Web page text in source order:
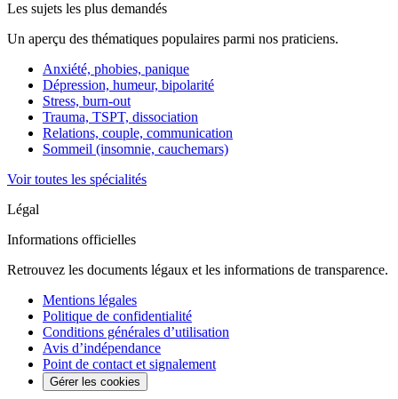
Les sujets les plus demandés
Un aperçu des thématiques populaires parmi nos praticiens.
Anxiété, phobies, panique
Dépression, humeur, bipolarité
Stress, burn-out
Trauma, TSPT, dissociation
Relations, couple, communication
Sommeil (insomnie, cauchemars)
Voir toutes les spécialités
Légal
Informations officielles
Retrouvez les documents légaux et les informations de transparence.
Mentions légales
Politique de confidentialité
Conditions générales d’utilisation
Avis d’indépendance
Point de contact et signalement
Gérer les cookies